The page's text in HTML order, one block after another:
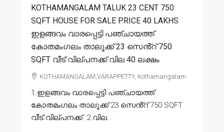
KOTHAMANGALAM TALUK 23 CENT 750
SQFT HOUSE FOR SALE PRICE 40 LAKHS
ഇളങ്ങവം വാരപ്പെട്ടി പഞ്ചായത്ത്
കോതമംഗലം താലൂക്ക് 23 സെൻ്റ് 750
SQFT വീട് വില്പനക്ക് വില 40 ലക്ഷം
KOTHAMANGALAM,VARAPPETTY, Kothamangalam
1.ഇളങ്ങവം വാരപ്പെട്ടി പഞ്ചായത്ത്
കോതമംഗലം താലൂക്ക് 23 സെൻ്റ് 750 SQFT
വീട് വില്പനക്ക്. 2.വില...